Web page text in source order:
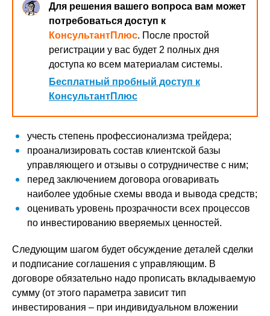
Для решения вашего вопроса вам может
потребоваться доступ к
КонсультантПлюс. После простой
регистрации у вас будет 2 полных дня
доступа ко всем материалам системы.
Бесплатный пробный доступ к
КонсультантПлюс
учесть степень профессионализма трейдера;
проанализировать состав клиентской базы
управляющего и отзывы о сотрудничестве с ним;
перед заключением договора оговаривать
наиболее удобные схемы ввода и вывода средств;
оценивать уровень прозрачности всех процессов
по инвестированию вверяемых ценностей.
Следующим шагом будет обсуждение деталей сделки
и подписание соглашения с управляющим. В
договоре обязательно надо прописать вкладываемую
сумму (от этого параметра зависит тип
инвестирования – при индивидуальном вложении